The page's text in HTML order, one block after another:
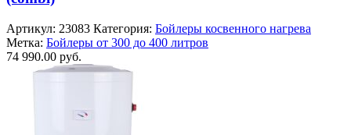
Артикул: 23083 Категория: Бойлеры косвенного нагрева
Метка: Бойлеры от 300 до 400 литров
74 990.00 руб.